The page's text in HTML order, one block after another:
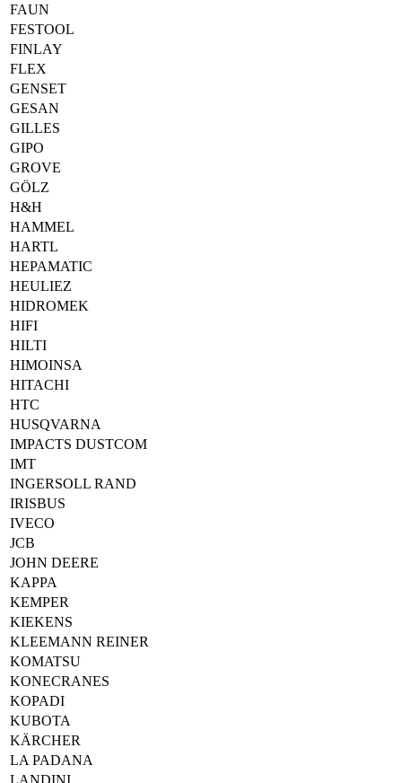
FAUN
FESTOOL
FINLAY
FLEX
GENSET
GESAN
GILLES
GIPO
GROVE
GÖLZ
H&H
HAMMEL
HARTL
HEPAMATIC
HEULIEZ
HIDROMEK
HIFI
HILTI
HIMOINSA
HITACHI
HTC
HUSQVARNA
IMPACTS DUSTCOM
IMT
INGERSOLL RAND
IRISBUS
IVECO
JCB
JOHN DEERE
KAPPA
KEMPER
KIEKENS
KLEEMANN REINER
KOMATSU
KONECRANES
KOPADI
KUBOTA
KÄRCHER
LA PADANA
LANDINI